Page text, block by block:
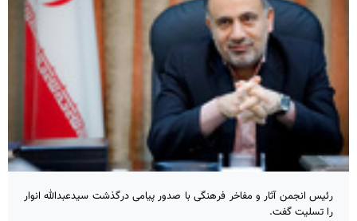
رئیس انجمن آثار و مفاخر فرهنگی با صدور پیامی درگذشت سیدعبدالله انوار
را تسلیت گفت.